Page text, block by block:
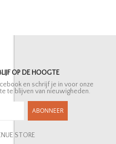
OP DE HOOGTE
en schrijf je in voor onze
te blijven van nieuwigheden.
ABONNEER
STORE